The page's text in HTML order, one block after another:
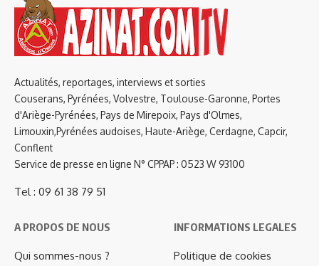
Actualités, reportages, interviews et sorties
Couserans, Pyrénées, Volvestre, Toulouse-Garonne, Portes
d'Ariège-Pyrénées, Pays de Mirepoix, Pays d'Olmes,
Limouxin,Pyrénées audoises, Haute-Ariège, Cerdagne, Capcir,
Conflent
Service de presse en ligne N° CPPAP : 0523 W 93100
Tel : 09 61 38 79 51
A PROPOS DE NOUS
Qui sommes-nous ?
INFORMATIONS LEGALES
Politique de cookies